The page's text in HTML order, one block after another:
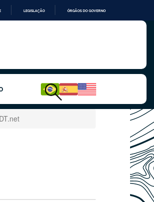
LEGISLAÇÃO ÓRGÃOS DO GOVERNO